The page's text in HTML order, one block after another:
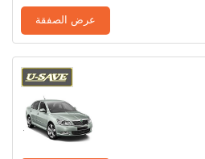
عرض الصفقة